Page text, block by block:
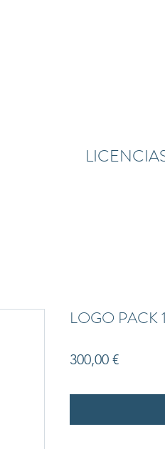
LOGO PACK 1
300,00 €Precio